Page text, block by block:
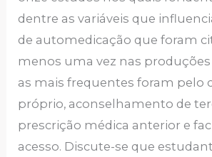
dentre as variáveis que
de automedicação que foram
menos uma vez nas
as mais frequentes foram pelo
próprio, aconselhamento de
prescrição médica anterior e
acesso. Discute-se que